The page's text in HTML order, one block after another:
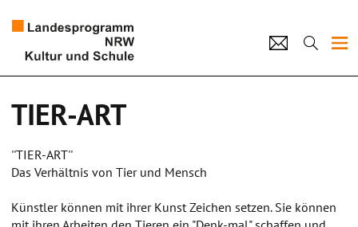
Künstlerpool
Schulen
Kultur und Schule
TIER-ART
''TIER-ART''
Das Verhältnis von Tier und Mensch
Künstler können mit ihrer Kunst Zeichen setzen. Sie können